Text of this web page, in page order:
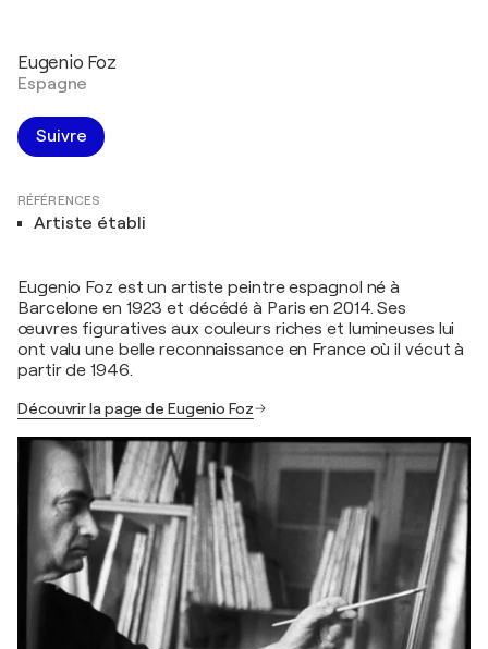
Eugenio Foz
Espagne
Suivre
RÉFÉRENCES
Artiste établi
Eugenio Foz est un artiste peintre espagnol né à
Barcelone en 1923 et décédé à Paris en 2014. Ses
œuvres figuratives aux couleurs riches et lumineuses lui
ont valu une belle reconnaissance en France où il vécut à
partir de 1946.
Découvrir la page de Eugenio Foz